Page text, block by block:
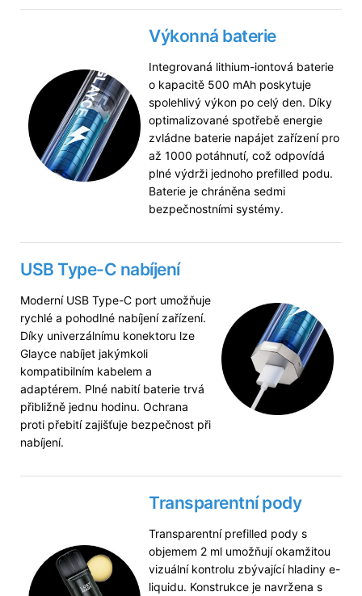
Výkonná baterie
Integrovaná lithium-iontová baterie
o kapacitě 500 mAh poskytuje
spolehlivý výkon po celý den. Díky
optimalizované spotřebě energie
zvládne baterie napájet zařízení pro
až 1000 potáhnutí, což odpovídá
plné výdrži jednoho prefilled podu.
Baterie je chráněna sedmi
bezpečnostními systémy.
USB Type-C nabíjení
Moderní USB Type-C port umožňuje
rychlé a pohodlné nabíjení zařízení.
Díky univerzálnímu konektoru lze
Glayce nabíjet jakýmkoli
kompatibilním kabelem a
adaptérem. Plné nabití baterie trvá
přibližně jednu hodinu. Ochrana
proti přebití zajišťuje bezpečnost při
nabíjení.
Transparentní pody
Transparentní prefilled pody s
objemem 2 ml umožňují okamžitou
vizuální kontrolu zbývající hladiny e-
liquidu. Konstrukce je navržena s